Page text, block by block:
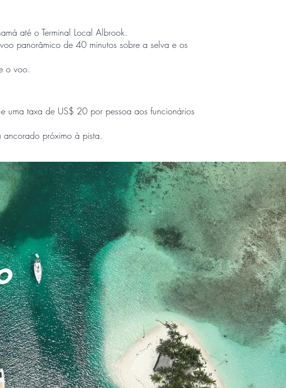
até o Terminal Local Albrook.
panorâmico de 40 minutos sobre a selva e os
o voo.
uma taxa de US$ 20 por pessoa aos funcionários
próximo à pista.